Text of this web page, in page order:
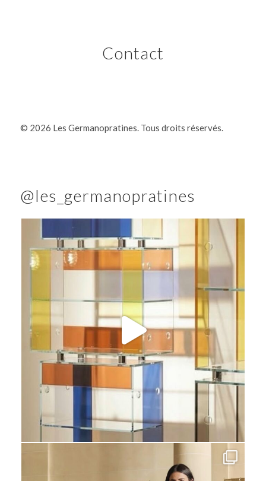
Contact
© 2026 Les Germanopratines. Tous droits réservés.
@les_germanopratines